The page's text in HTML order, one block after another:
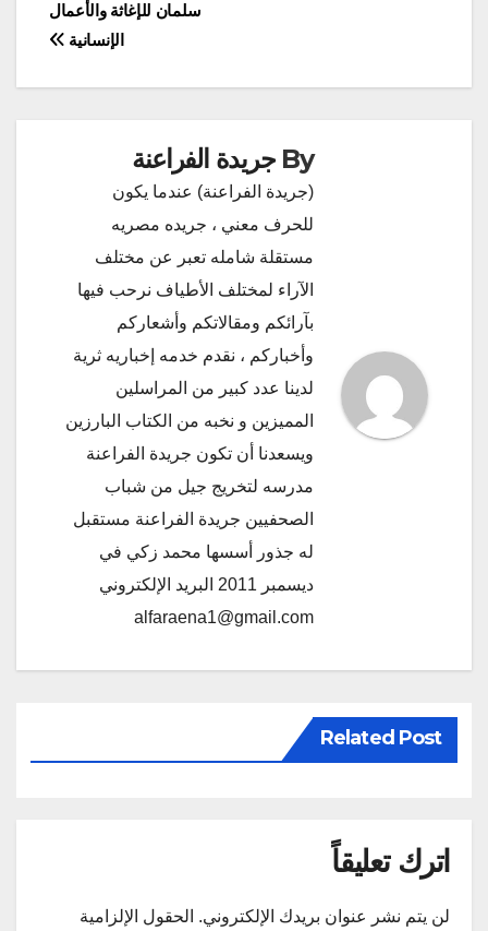
سلمان للإغاثة والأعمال
الإنسانية
By جريدة الفراعنة
(جريدة الفراعنة) عندما يكون
للحرف معني ، جريده مصريه
مستقلة شامله تعبر عن مختلف
الآراء لمختلف الأطياف نرحب فيها
بآرائكم ومقالاتكم وأشعاركم
وأخباركم ، نقدم خدمه إخباريه ثرية
لدينا عدد كبير من المراسلين
المميزين و نخبه من الكتاب البارزين
ويسعدنا أن تكون جريدة الفراعنة
مدرسه لتخريج جيل من شباب
الصحفيين جريدة الفراعنة مستقبل
له جذور أسسها محمد زكي في
ديسمبر 2011 البريد الإلكتروني
alfaraena1@gmail.com
Related Post
اترك تعليقاً
لن يتم نشر عنوان بريدك الإلكتروني. الحقول الإلزامية